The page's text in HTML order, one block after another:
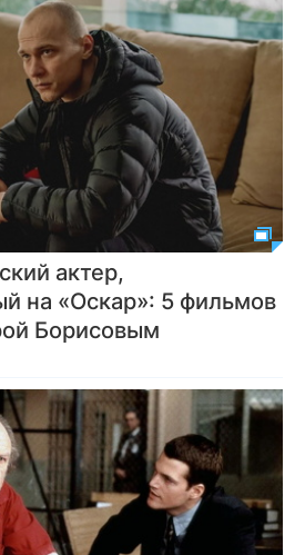
актер,
на «Оскар»: 5 фильмов
Борисовым